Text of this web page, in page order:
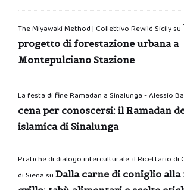
The Miyawaki Method | Collettivo Rewild Sicilysu
progetto di forestazione urbana a
Montepulciano Stazione
La festa di fine Ramadan a Sinalunga - Alessio
cena per conoscersi: il Ramadan
islamica di Sinalunga
Pratiche di dialogo interculturale: il Ricettario di
di Siena su Dalla carne di coniglio